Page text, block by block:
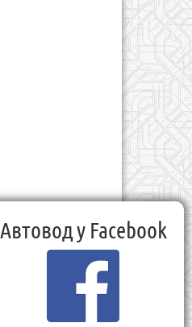
Автовод у Facebook